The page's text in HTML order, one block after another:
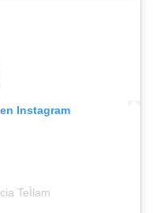
Instagram
TeÌlam